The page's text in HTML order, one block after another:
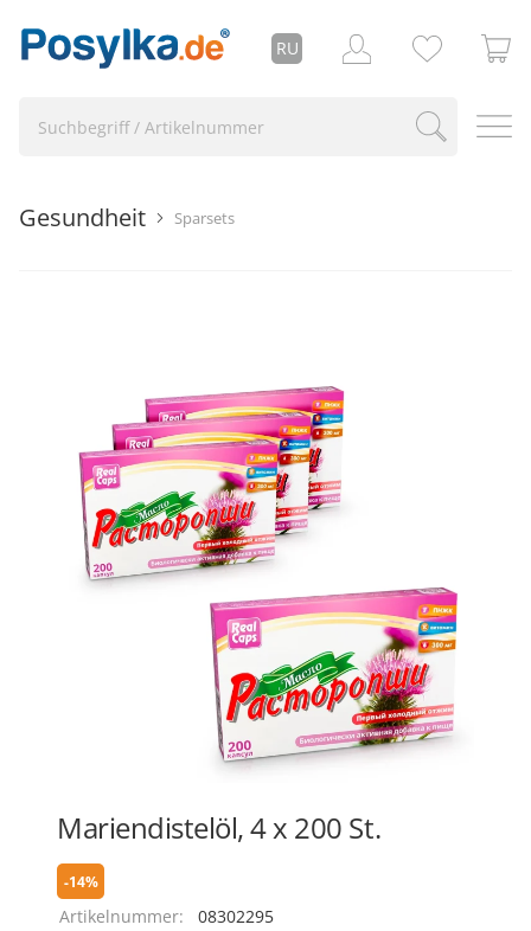
RU
Sparsets
Gesundheit
Mariendistelöl, 4 х 200 St.
-14%
Artikelnummer:
08302295